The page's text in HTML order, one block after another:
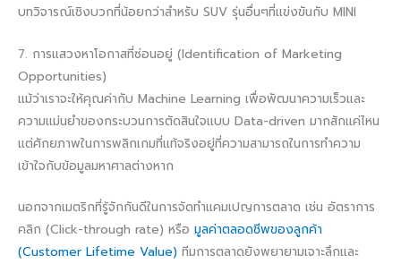
บทวิจารณ์เชิงบวกที่น้อยกว่าสำหรับ SUV รุ่นอื่นๆที่แข่งขันกับ MINI
7. การแสวงหาโอกาสที่ซ่อนอยู่ (Identification of Marketing
Opportunities)
แม้ว่าเราจะให้คุณค่ากับ Machine Learning เพื่อพัฒนาความเร็วและ
ความแม่นยำของกระบวนการตัดสินใจแบบ Data-driven มากสักแค่ไหน
แต่ศักยภาพในการพลิกเกมที่แท้จริงอยู่ที่ความสามารถในการทำความ
เข้าใจกับข้อมูลมหาศาลต่างหาก
นอกจากเมตริกที่รู้จักกันดีในการจัดทำแคมเปญการตลาด เช่น อัตราการ
คลิก (Click-through rate) หรือ มูลค่าตลอดชีพของลูกค้า
(Customer Lifetime Value) ทีมการตลาดยังพยายามเจาะลึกและ